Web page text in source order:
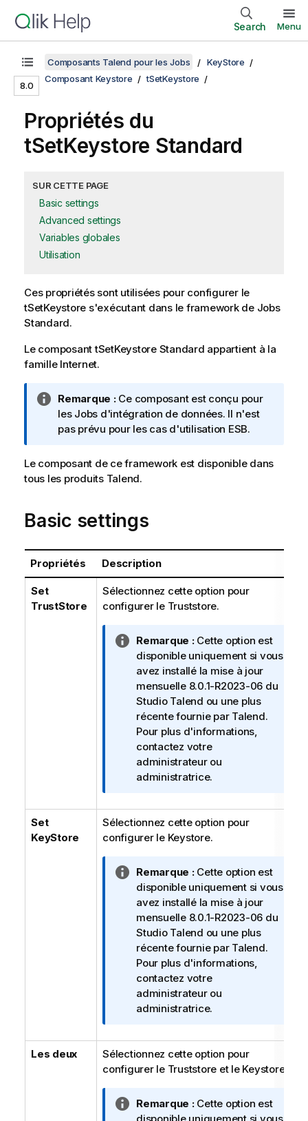
Search Menu
8.0
Composants Talend pour les Jobs
KeyStore
Composant Keystore
tSetKeystore
Propriétés du
tSetKeystore Standard
SUR CETTE PAGE
Basic settings
Advanced settings
Variables globales
Utilisation
Ces propriétés sont utilisées pour configurer le
tSetKeystore s'exécutant dans le framework de Jobs
Standard.
Le composanttSetKeystore Standard appartient à la
famille Internet.
N
o
t
I
n
r
a
t
i
n
Remarque :Ce composant est conçu pour
les Jobs d'intégration de données. Il n'est
pas prévu pour les cas d'utilisation ESB.
Le composant de ce framework est disponible dans
tous les produits Talend.
Basic settings
Propriétés Description
Set
TrustStore
Sélectionnez cette option pour
configurer le Truststore.
N
o
t
e
I
n
f
o
r
m
t
i
o
s
Remarque :Cette option est
disponible uniquement si vous
avez installé la mise à jour
mensuelle 8.0.1-R2023-06 du
Studio Talend ou une plus
récente fournie par Talend.
Pour plus d'informations,
contactez votre
administrateur ou
administratrice.
Set
KeyStore
Sélectionnez cette option pour
configurer le Keystore.
N
o
t
e
I
n
f
o
r
m
t
i
o
s
Remarque :Cette option est
disponible uniquement si vous
avez installé la mise à jour
mensuelle 8.0.1-R2023-06 du
Studio Talend ou une plus
récente fournie par Talend.
Pour plus d'informations,
contactez votre
administrateur ou
administratrice.
Les deux
Sélectionnez cette option pour
configurer le Truststore et le Keystore.
N
o
Remarque :Cette option est
disponible uniquement si vous